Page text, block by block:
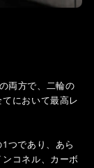
両方で、二輪の
において最高レ
つであり、あら
コネル、カーボ